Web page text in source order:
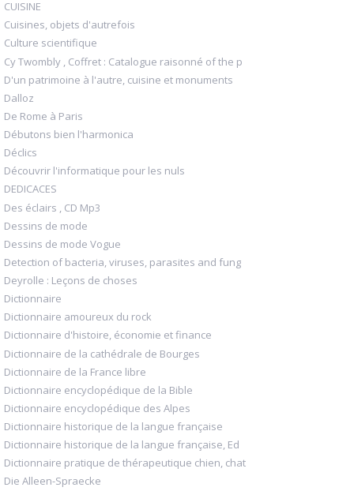
CUISINE
Cuisines, objets d'autrefois
Culture scientifique
Cy Twombly , Coffret : Catalogue raisonné of the p
D'un patrimoine à l'autre, cuisine et monuments
Dalloz
De Rome à Paris
Débutons bien l'harmonica
Déclics
Découvrir l'informatique pour les nuls
DEDICACES
Des éclairs , CD Mp3
Dessins de mode
Dessins de mode Vogue
Detection of bacteria, viruses, parasites and fung
Deyrolle : Leçons de choses
Dictionnaire
Dictionnaire amoureux du rock
Dictionnaire d'histoire, économie et finance
Dictionnaire de la cathédrale de Bourges
Dictionnaire de la France libre
Dictionnaire encyclopédique de la Bible
Dictionnaire encyclopédique des Alpes
Dictionnaire historique de la langue française
Dictionnaire historique de la langue française, Ed
Dictionnaire pratique de thérapeutique chien, chat
Die Alleen-Spraecke